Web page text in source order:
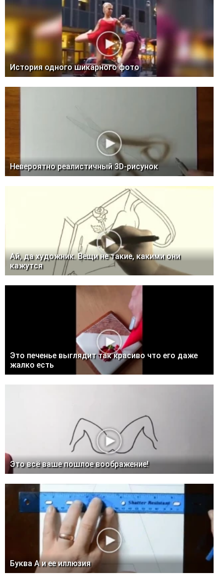
История одного шикарного фото
Невероятно реалистичный 3D-рисунок
Ай, да художник. Вещи не такие, какими они
кажутся
Это печенье выглядит так красиво что его даже
жалко есть
Это всё ваше пошлое воображение!
Буква А и ее иллюзия